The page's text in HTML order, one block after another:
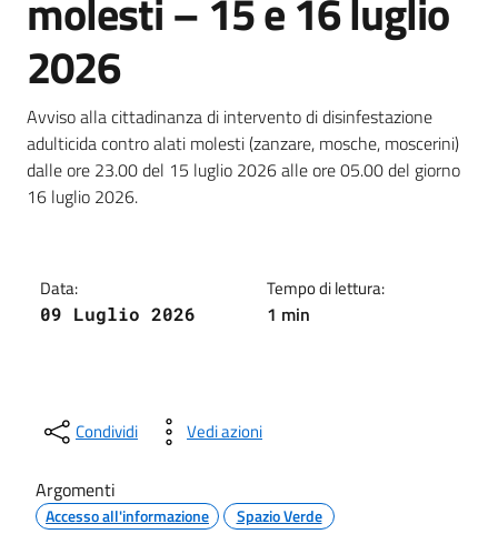
molesti – 15 e 16 luglio
2026
Dettagli della notizia
Avviso alla cittadinanza di intervento di disinfestazione
adulticida contro alati molesti (zanzare, mosche, moscerini)
dalle ore 23.00 del 15 luglio 2026 alle ore 05.00 del giorno
16 luglio 2026.
Data:
09 Luglio 2026
Tempo di lettura:
1 min
Condividi Vedi azioni
Argomenti
Accesso all'informazione Spazio Verde